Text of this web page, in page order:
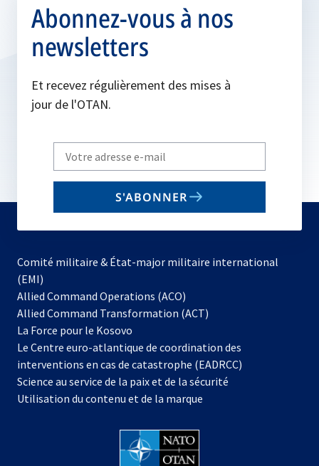
Abonnez-vous à nos
newsletters
Et recevez régulièrement des mises à
jour de l'OTAN.
Write
your
email
S'ABONNER
Comité militaire & État-major militaire international
(EMI)
Allied Command Operations (ACO)
dans
nouvel
onglet
Allied Command Transformation (ACT)
La Force pour le Kosovo
dans
un
nouvel
onglet
Le Centre euro-atlantique de coordination des
interventions en cas de catastrophe (EADRCC)
Science au service de la paix et de la sécurité
Utilisation du contenu et de la marque